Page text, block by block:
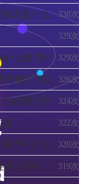
338次
原因是什么
329次
329次
什么鱼可钓
326次
些地方可以
324次
院在哪个校
322次
320次
房产中介公
319次
多少彩礼